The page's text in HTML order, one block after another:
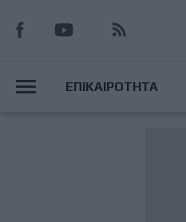
προς
κυρίως
MainΕΠΙΚΑΙΡΟΤΗΤΑ